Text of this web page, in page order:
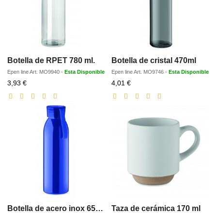
Botella de RPET 780 ml.
Epen lineArt. MO9940 - Esta Disponible
3,93 €Precio
con
Botella de cristal 470ml
Epen lineArt. MO9746 - Esta Disponible
4,01 €Precio
con
Botella de acero inox 650 ml Taza de cerámica 170 ml